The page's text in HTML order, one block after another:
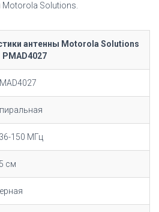
Motorola Solutions.
антенны Motorola Solutions
PMAD4027
150 МГц
см